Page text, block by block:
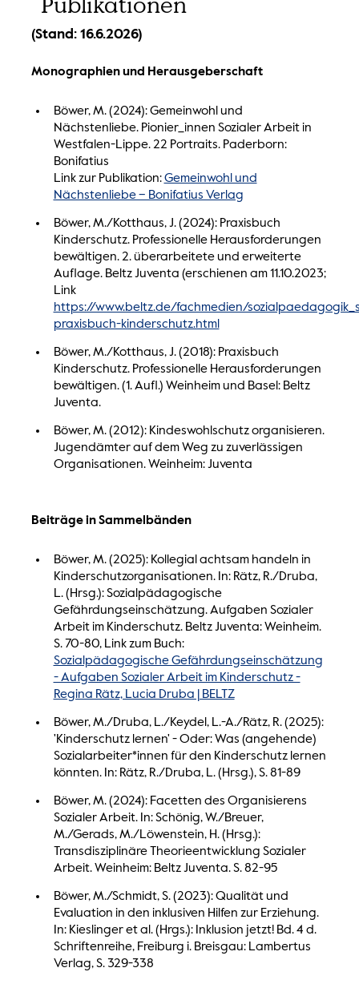
Publikationen
(Stand: 16.6.2026)
Monographien und Herausgeberschaft
Böwer, M. (2024): Gemeinwohl und
Nächstenliebe. Pionier_innen Sozialer Arbeit in
Westfalen-Lippe. 22 Portraits. Paderborn:
Bonifatius
Link zur Publikation:Gemeinwohl und
Nächstenliebe – Bonifatius Verlag
Böwer, M./Kotthaus, J. (2024): Praxisbuch
Kinderschutz. Professionelle Herausforderungen
bewältigen. 2. überarbeitete und erweiterte
Auflage. Beltz Juventa (erschienen am 11.10.2023;
Link
https://www.beltz.de/fachmedien/
praxisbuch-kinderschutz.html
Böwer, M./Kotthaus, J. (2018): Praxisbuch
Kinderschutz. Professionelle Herausforderungen
bewältigen. (1. Aufl.) Weinheim und Basel: Beltz
Juventa.
Böwer, M. (2012): Kindeswohlschutz organisieren.
Jugendämter auf dem Weg zu zuverlässigen
Organisationen. Weinheim: Juventa
Beiträge in Sammelbänden
Böwer, M. (2025): Kollegial achtsam handeln in
Kinderschutzorganisationen. In: Rätz, R./Druba,
L. (Hrsg.): Sozialpädagogische
Gefährdungseinschätzung. Aufgaben Sozialer
Arbeit im Kinderschutz. Beltz Juventa: Weinheim.
S. 70-80, Link zum Buch:
Sozialpädagogische Gefährdungseinschätzung
- Aufgaben Sozialer Arbeit im Kinderschutz -
Regina Rätz, Lucia Druba | BELTZ
Böwer, M./Druba, L./Keydel, L.-A./Rätz, R. (2025):
'Kinderschutz lernen' - Oder: Was (angehende)
Sozialarbeiter*innen für den Kinderschutz lernen
könnten. In: Rätz, R./Druba, L. (Hrsg.), S. 81-89
Böwer, M. (2024): Facetten des Organisierens
Sozialer Arbeit. In: Schönig, W./Breuer,
M./Gerads, M./Löwenstein, H. (Hrsg.):
Transdisziplinäre Theorieentwicklung Sozialer
Arbeit. Weinheim: Beltz Juventa. S. 82-95
Böwer, M./Schmidt, S. (2023): Qualität und
Evaluation in den inklusiven Hilfen zur Erziehung.
In: Kieslinger et al. (Hrgs.): Inklusion jetzt! Bd. 4 d.
Schriftenreihe, Freiburg i. Breisgau: Lambertus
Verlag, S. 329-338